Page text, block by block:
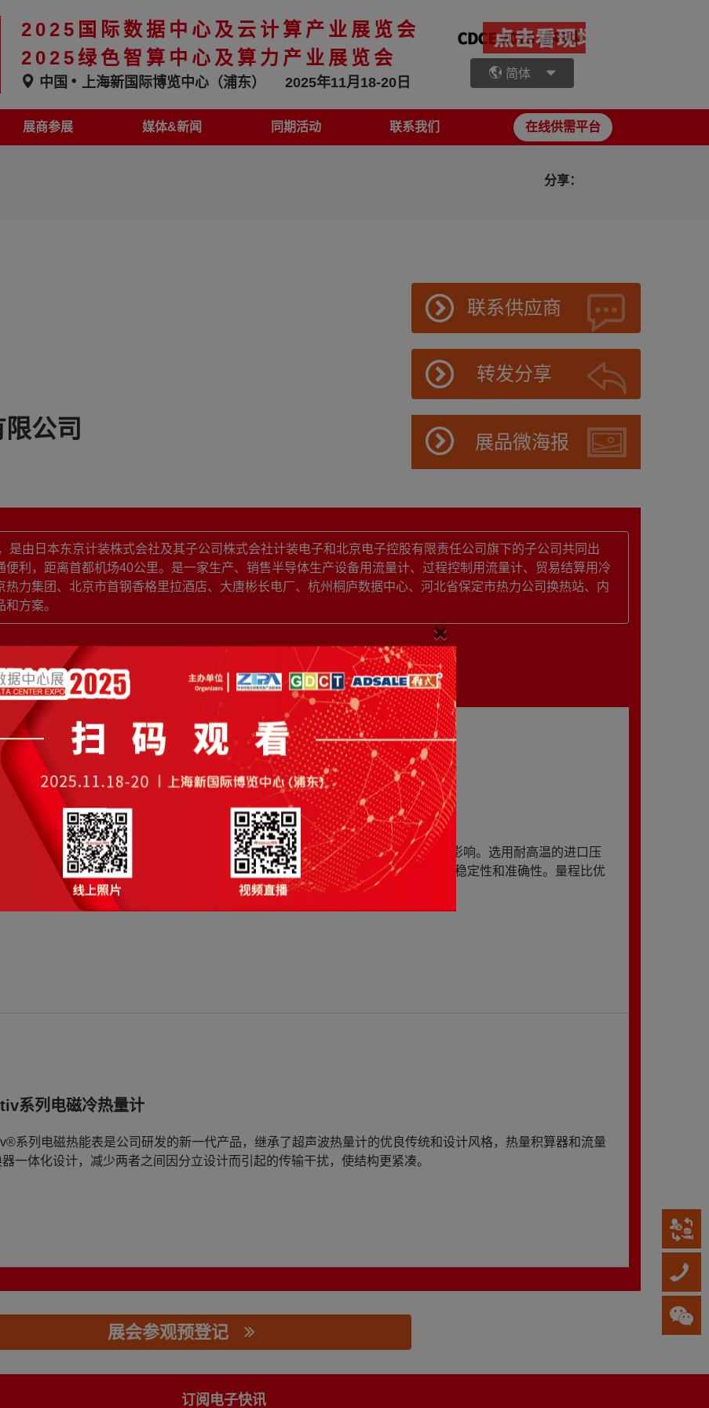
2025国际数据中心及云计算产业展览会
2025绿色智算中心及算力产业展览会
中国 上海新国际博览中心（浦东） 2025年11月18-20日
简体
展商参展 媒体&新闻 同期活动 联系我们 在线供需平台
分享：
公司
联系供应商
转发分享
展品微海报
是由日本东京计装株式会社及其子公司株式会社计装电子和北京电子控股有限责任公司旗下的子公司共同出
利，距离首都机场40公里。是一家生产、销售半导体生产设备用流量计、过程控制用流量计、贸易结算用冷
力集团、北京市首钢香格里拉酒店、大唐彬长电厂、杭州桐庐数据中心、河北省保定市热力公司换热站、内
方案。
展品详情
系列超声波冷热量计
DN1600全系列口径覆盖；优化双声道位置，减小雷诺数变化对流速测量带来的影响。选用耐高温的进口压
瓷换能器、专属定制进口耦合剂以及高集成度的转换器作为主要部件，确保测量的稳定性和准确性。量程比优
系列电磁冷热量计
系列电磁热能表是公司研发的新一代产品，继承了超声波热量计的优良传统和设计风格，热量积算器和流量
一体化设计，减少两者之间因分立设计而引起的传输干扰，使结构更紧凑。
展会参观预登记
订阅电子快讯